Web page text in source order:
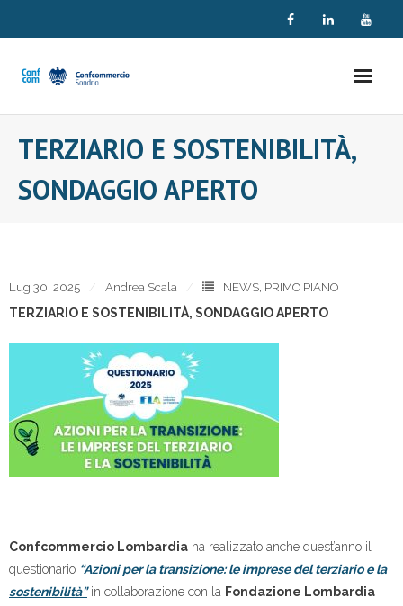
TERZIARIO E SOSTENIBILITÀ,
SONDAGGIO APERTO
Lug 30, 2025 Andrea Scala NEWS, PRIMO PIANO
TERZIARIO E SOSTENIBILITÀ, SONDAGGIO APERTO
Confcommercio Lombardia ha realizzato anche quest’anno il
questionario “Azioni per la transizione: le imprese del terziario e la
sostenibilità”in collaborazione con la Fondazione Lombardia